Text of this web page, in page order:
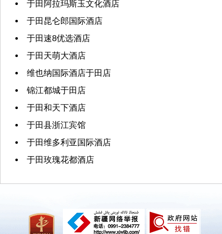
于田阿拉玛斯玉文化酒店
于田昆仑郎国际酒店
于田速8优选酒店
于田天萌大酒店
维也纳国际酒店于田店
锦江都城于田店
于田和天下酒店
于田县浙江宾馆
于田维多利亚国际酒店
于田玫瑰花都酒店